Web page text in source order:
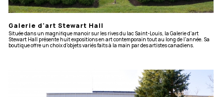
Galerie d'art Stewart Hall
Située dans un magnifique manoir sur les rives du lac Saint-Louis, la Galerie d'art
Stewart Hall présente huit expositions en art contemporain tout au long de l'année. Sa
boutique offre un choix d'objets variés faits à la main par des artistes canadiens.